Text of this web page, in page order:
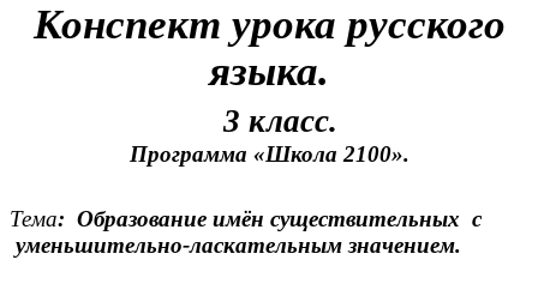
Конспект урока русского
языка.
3 класс.
Программа «Школа 2100».
Тема: Образование имён существительных с
уменьшительно-ласкательным значением.